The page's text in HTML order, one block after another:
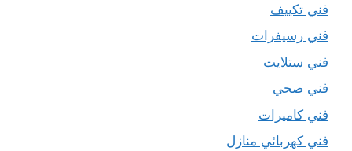
فني تكييف
فني رسيفرات
فني ستلايت
فني صحي
فني كاميرات
فني كهربائي منازل